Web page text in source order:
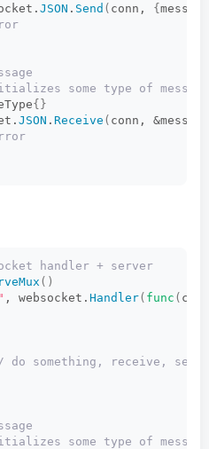
JSON . Send ( conn, { message
some type of message
{}
JSON . Receive ( conn, &message
handler + server
()
, websocket. Handler( func (
do something, receive,
some type of message